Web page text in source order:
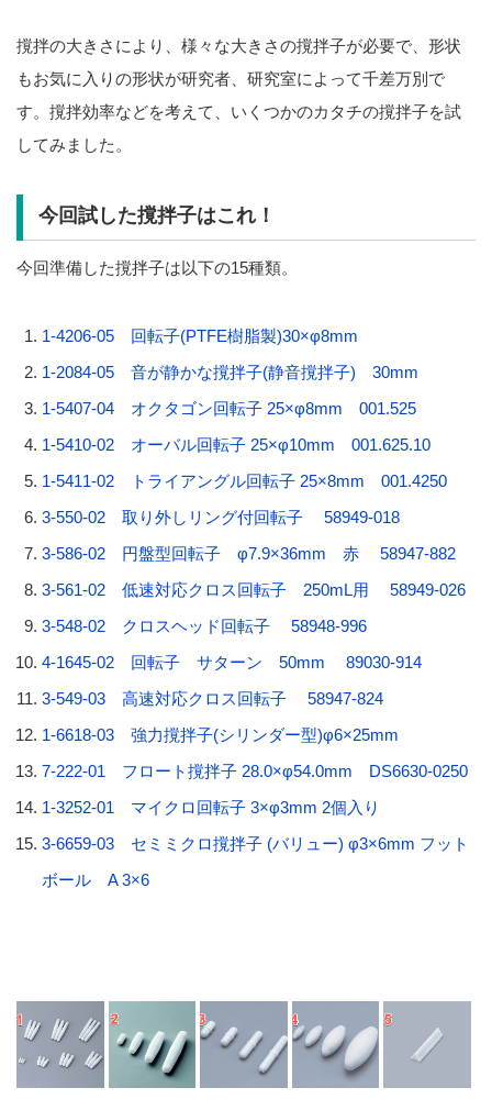
撹拌の大きさにより、様々な大きさの撹拌子が必要で、形状
もお気に入りの形状が研究者、研究室によって千差万別で
す。撹拌効率などを考えて、いくつかのカタチの撹拌子を試
してみました。
今回試した撹拌子はこれ！
今回準備した撹拌子は以下の15種類。
1-4206-05 回転子(PTFE樹脂製)30×φ8mm
1-2084-05 音が静かな撹拌子(静音撹拌子) 30mm
1-5407-04 オクタゴン回転子 25×φ8mm 001.525
1-5410-02 オーバル回転子 25×φ10mm 001.625.10
1-5411-02 トライアングル回転子 25×8mm 001.4250
3-550-02 取り外しリング付回転子 58949-018
3-586-02 円盤型回転子 φ7.9×36mm 赤 58947-882
3-561-02 低速対応クロス回転子 250mL用 58949-026
3-548-02 クロスヘッド回転子 58948-996
4-1645-02 回転子 サターン 50mm 89030-914
3-549-03 高速対応クロス回転子 58947-824
1-6618-03 強力撹拌子(シリンダー型)φ6×25mm
7-222-01 フロート撹拌子 28.0×φ54.0mm DS6630-0250
1-3252-01 マイクロ回転子 3×φ3mm 2個入り
3-6659-03 セミミクロ撹拌子 (バリュー) φ3×6mm フット
ボール A 3×6